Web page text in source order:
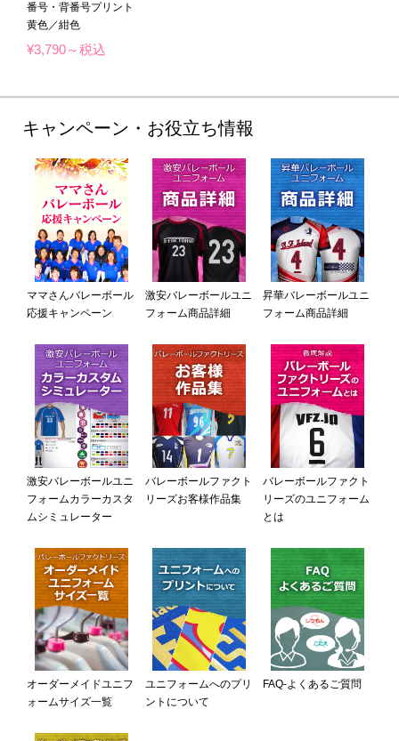
番号・背番号プリント
黄色／紺色
¥3,790～税込
キャンペーン・お役立ち情報
ママさんバレーボール
応援キャンペーン
激安バレーボールユニ
フォーム商品詳細
昇華バレーボールユニ
フォーム商品詳細
激安バレーボールユニ
フォームカラーカスタ
ムシミュレーター
バレーボールファクト
リーズお客様作品集
バレーボールファクト
リーズのユニフォーム
とは
オーダーメイドユニフ
ォームサイズ一覧
ユニフォームへのプリ
ントについて
FAQ-よくあるご質問